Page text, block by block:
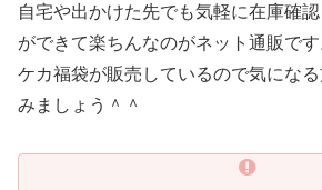
自宅や出かけた先でも気軽に在庫確
ができて楽ちんなのがネット通販で
ケカ福袋が販売しているので気にな
みましょう＾＾